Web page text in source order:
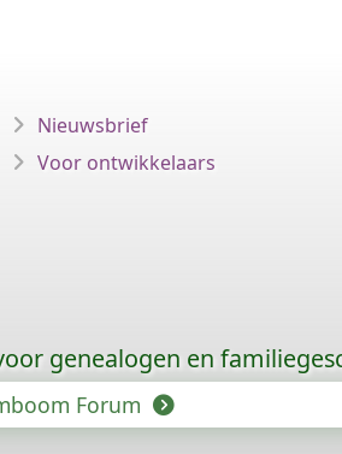
Nieuwsbrief
Voor ontwikkelaars
genealogen en
Forum